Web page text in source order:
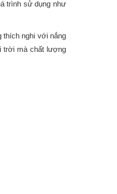
trình sử dụng như
thích nghi với nắng
trời mà chất lượng